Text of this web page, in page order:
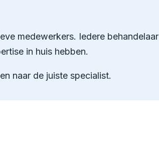
medewerkers. Iedere behandelaar
in huis hebben.
naar de juiste specialist.